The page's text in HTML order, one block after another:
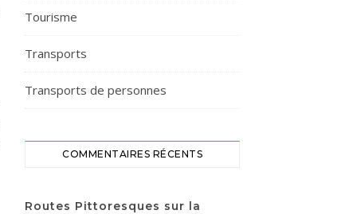
Tourisme
Transports
Transports de personnes
COMMENTAIRES RÉCENTS
Routes Pittoresques sur la